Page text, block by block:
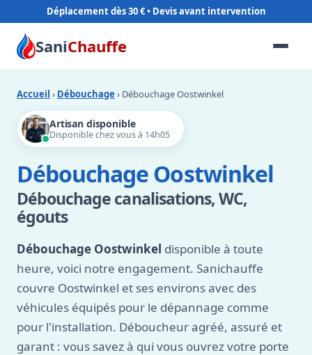
Déplacement dès 30 €
SaniChauffe
Accueil › Débouchage › Débouchage Oostwinkel
Artisan disponible
Disponible chez vous à 14h05
Débouchage Oostwinkel
Débouchage canalisations, WC,
égouts
Débouchage Oostwinkel disponible à toute
heure, voici notre engagement. Sanichauffe
couvre Oostwinkel et ses environs avec des
véhicules équipés pour le dépannage comme
pour l'installation. Déboucheur agréé, assuré et
garant : vous savez à qui vous ouvrez votre porte